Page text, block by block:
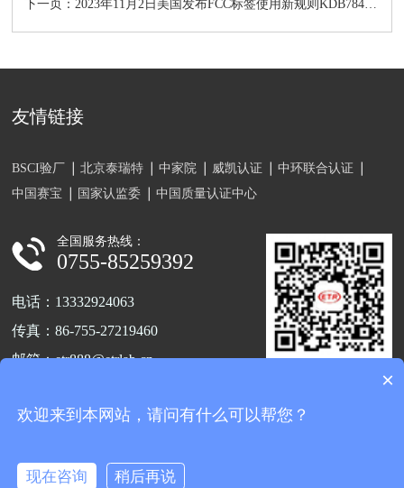
友情链接
BSCI验厂 北京泰瑞特 中家院 威凯认证
中环联合认证
中国赛宝
国家认监委 中国质量认证中心
全国服务热线：
0755-85259392
电话：13332924063
传真：86-755-27219460
邮箱：etr888@etrlab.cn
新兴第三工业区A7栋102
×
欢迎来到本网站，请问有什么可以帮您？
现在咨询 稍后再说